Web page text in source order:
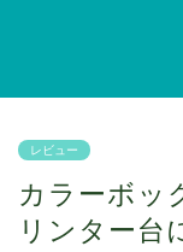
レビュー
カラーボッ
リンター台